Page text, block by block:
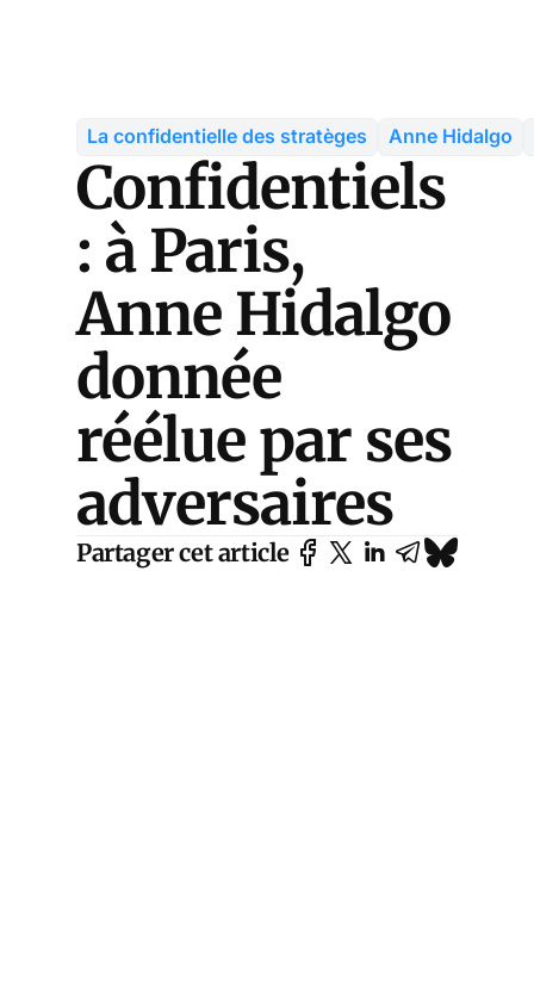
La confidentielle des stratèges Anne Hidalgo
Confidentiels
: à Paris,
Anne Hidalgo
donnée
réélue par ses
adversaires
Partager cet article